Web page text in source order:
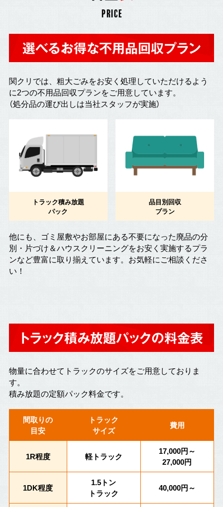
PRICE
選べるお得な不用品回収プラン
関クリでは、粗大ごみをお安く処理していただけるよう
に2つの不用品回収プランをご用意しています。
（処分品の運び出しは当社スタッフが実施）
トラック積み放題
パック
品目別回収
プラン
他にも、ゴミ屋敷やお部屋にある不要になった廃品の分
別・片づけ＆ハウスクリーニングをお安く実施するプラ
ンなど豊富に取り揃えています。お気軽にご相談くださ
い！
トラック積み放題パックの料金表
物量に合わせてトラックのサイズをご用意しておりま
す。
積み放題の定額パック料金です。
間取りの
目安
トラック
サイズ
費用
1R程度 軽トラック
17,000円～
27,000円
1DK程度
1.5トン
トラック
40,000円～